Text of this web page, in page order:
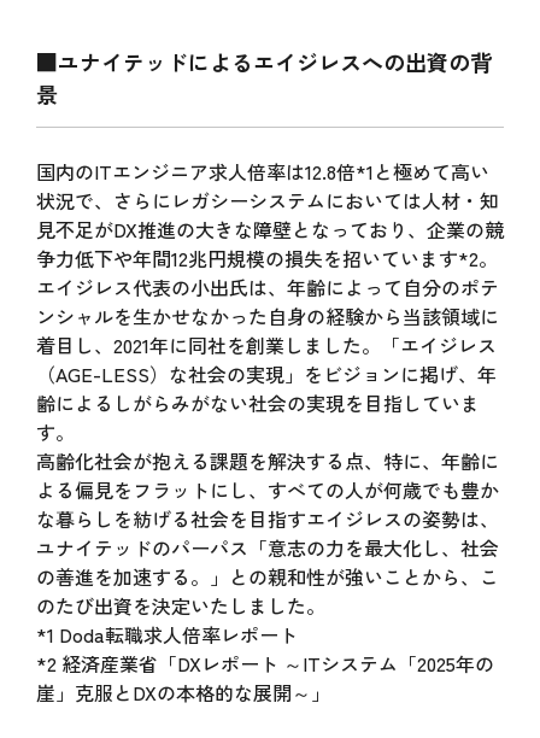
■ユナイテッドによるエイジレスへの出資の背
景
国内のITエンジニア求人倍率は12.8倍*1と極めて高い
状況で、さらにレガシーシステムにおいては人材・知
見不足がDX推進の大きな障壁となっており、企業の競
争力低下や年間12兆円規模の損失を招いています*2。
エイジレス代表の小出氏は、年齢によって自分のポテ
ンシャルを生かせなかった自身の経験から当該領域に
着目し、2021年に同社を創業しました。「エイジレス
（AGE-LESS）な社会の実現」をビジョンに掲げ、年
齢によるしがらみがない社会の実現を目指していま
す。
高齢化社会が抱える課題を解決する点、特に、年齢に
よる偏見をフラットにし、すべての人が何歳でも豊か
な暮らしを紡げる社会を目指すエイジレスの姿勢は、
ユナイテッドのパーパス「意志の力を最大化し、社会
の善進を加速する。」との親和性が強いことから、こ
のたび出資を決定いたしました。
*1 Doda転職求人倍率レポート
*2 経済産業省「DXレポート ～ITシステム「2025年の
崖」克服とDXの本格的な展開～」